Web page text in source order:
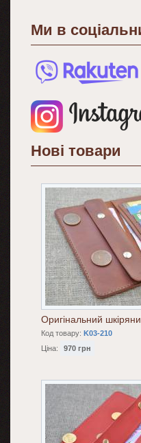
Ми в
Нові товари
Оригінальний
Код товару: K03-210
Ціна:
970 грн